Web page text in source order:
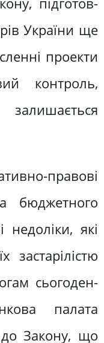
України ще
про­екти
конт­роль,
пра­вові
бюджетного
які
застарілістю
сьогоден­
палата
до Закону, що